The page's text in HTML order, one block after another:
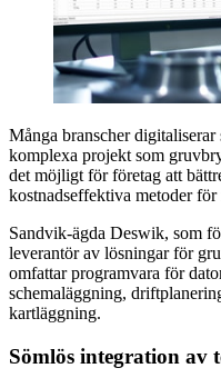
Många branscher digitaliserar
komplexa projekt som
det möjligt för företag att
kostnadseffektiva metoder
Sandvik-ägda Deswik, som
leverantör av lösningar för
omfattar programvara för
schemaläggning,
kartläggning.
Sömlös integration